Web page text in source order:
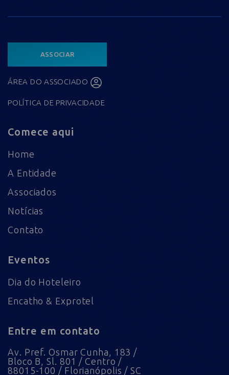
ASSOCIAR
ÁREA DO ASSOCIADO
POLÍTICA DE PRIVACIDADE
Comece aqui
Home
A Entidade
Associados
Notícias
Contato
Eventos
Dia do Hoteleiro
Encatho & Exprotel
Entre em contato
Av. Pref. Osmar Cunha, 183 /
Bloco B, Sl. 801 / Centro /
88015-100 / Florianópolis / SC